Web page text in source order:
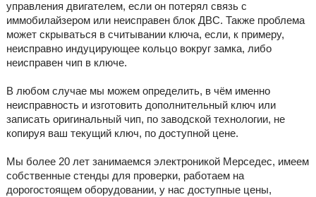
управления двигателем, если он потерял связь с
иммобилайзером или неисправен блок ДВС. Также проблема
может скрываться в считывании ключа, если, к примеру,
неисправно индуцирующее кольцо вокруг замка, либо
неисправен чип в ключе.
В любом случае мы можем определить, в чём именно
неисправность и изготовить дополнительный ключ или
записать оригинальный чип, по заводской технологии, не
копируя ваш текущий ключ, по доступной цене.
Мы более 20 лет занимаемся электроникой Мерседес, имеем
собственные стенды для проверки, работаем на
дорогостоящем оборудовании, у нас доступные цены,